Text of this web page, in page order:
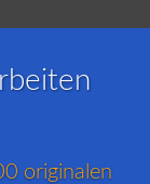
originalen